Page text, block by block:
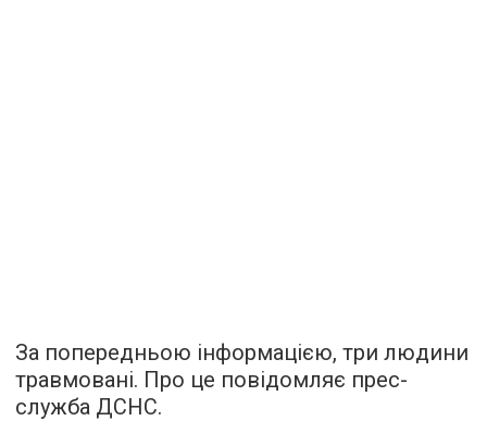
За попередньою інформацією, три людини
травмовані. Про це повідомляє прес-
служба ДСНС.